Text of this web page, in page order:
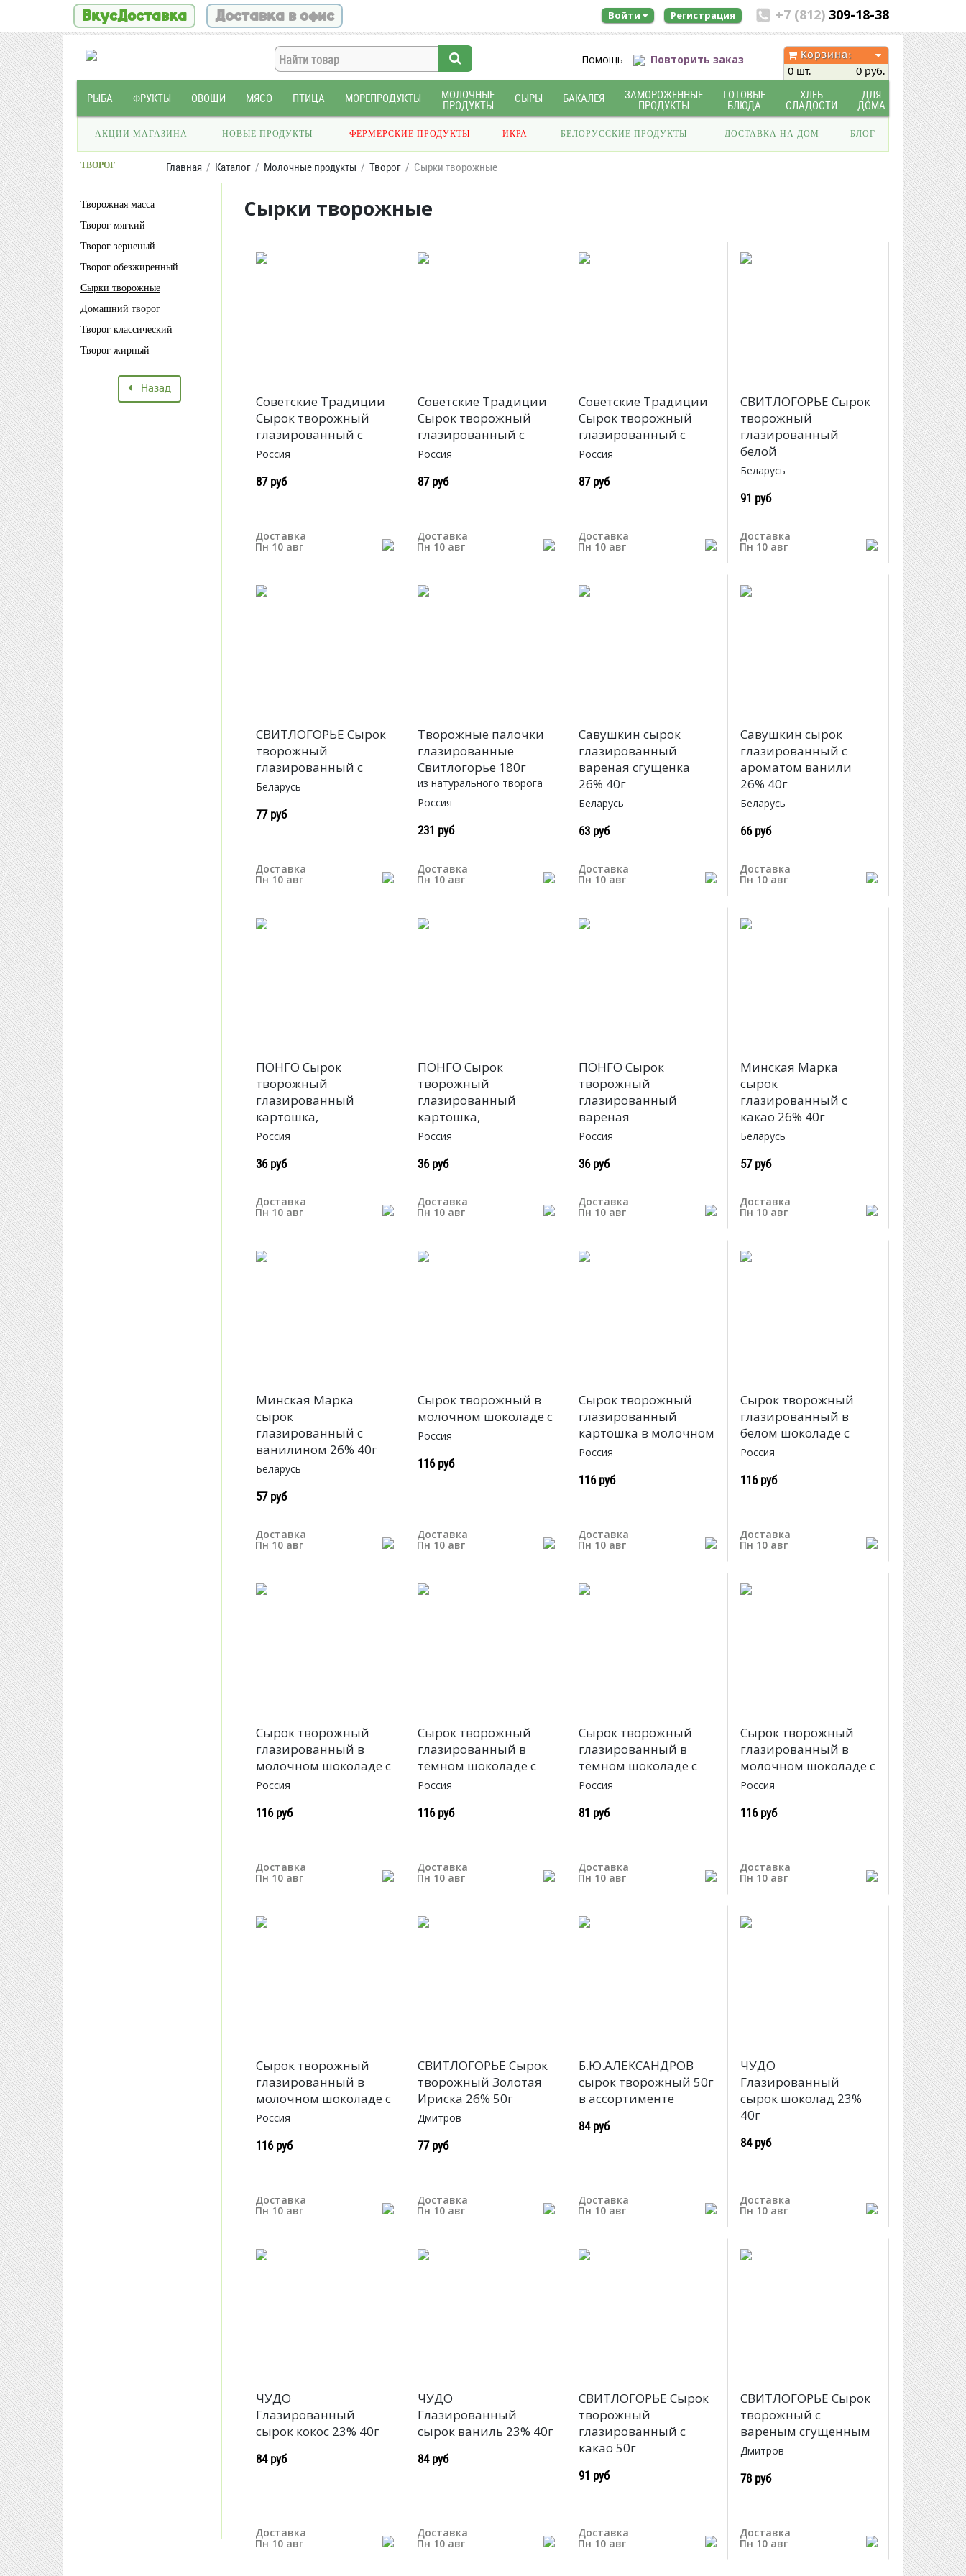
ВкусДоставка Доставка в офис +7 (812) 309-18-38
Войти Регистрация
Помощь Повторить заказ
Корзина:
0 шт.
0 руб.
РЫБА ФРУКТЫ ОВОЩИ МЯСО ПТИЦА МОРЕПРОДУКТЫ МОЛОЧНЫЕ
ПРОДУКТЫ
СЫРЫ БАКАЛЕЯ ЗАМОРОЖЕННЫЕ
ПРОДУКТЫ
ГОТОВЫЕ
БЛЮДА
ХЛЕБ
СЛАДОСТИ
ДЛЯ
ДОМА
АКЦИИ МАГАЗИНА НОВЫЕ ПРОДУКТЫ ФЕРМЕРСКИЕ ПРОДУКТЫ ИКРА БЕЛОРУССКИЕ ПРОДУКТЫ ДОСТАВКА НА ДОМ БЛОГ
ТВОРОГ Главная Каталог Молочные продукты Творог Сырки творожные
Творожная масса
Творог мягкий
Творог зерненый
Творог обезжиренный
Сырки творожные
Домашний творог
Творог классический
Творог жирный
Назад
Сырки творожные
Советские Традиции
Сырок творожный
глазированный с
Россия
87 руб
Доставка
Пн 10 авг
Советские Традиции
Сырок творожный
глазированный с
Россия
87 руб
Доставка
Пн 10 авг
Советские Традиции
Сырок творожный
глазированный с
Россия
87 руб
Доставка
Пн 10 авг
СВИТЛОГОРЬЕ Сырок
творожный
глазированный
белой
Беларусь
91 руб
Доставка
Пн 10 авг
СВИТЛОГОРЬЕ Сырок
творожный
глазированный с
Беларусь
77 руб
Доставка
Пн 10 авг
Творожные палочки
глазированные
Свитлогорье 180г
из натурального творога
Россия
231 руб
Доставка
Пн 10 авг
Савушкин сырок
глазированный
вареная сгущенка
26% 40г
Беларусь
63 руб
Доставка
Пн 10 авг
Савушкин сырок
глазированный с
ароматом ванили
26% 40г
Беларусь
66 руб
Доставка
Пн 10 авг
ПОНГО Сырок
творожный
глазированный
картошка,
Россия
36 руб
Доставка
Пн 10 авг
ПОНГО Сырок
творожный
глазированный
картошка,
Россия
36 руб
Доставка
Пн 10 авг
ПОНГО Сырок
творожный
глазированный
вареная
Россия
36 руб
Доставка
Пн 10 авг
Минская Марка
сырок
глазированный с
какао 26% 40г
Беларусь
57 руб
Доставка
Пн 10 авг
Минская Марка
сырок
глазированный с
ванилином 26% 40г
Беларусь
57 руб
Доставка
Пн 10 авг
Сырок творожный в
молочном шоколаде с
Россия
116 руб
Доставка
Пн 10 авг
Сырок творожный
глазированный
картошка в молочном
Россия
116 руб
Доставка
Пн 10 авг
Сырок творожный
глазированный в
белом шоколаде с
Россия
116 руб
Доставка
Пн 10 авг
Сырок творожный
глазированный в
молочном шоколаде с
Россия
116 руб
Доставка
Пн 10 авг
Сырок творожный
глазированный в
тёмном шоколаде с
Россия
116 руб
Доставка
Пн 10 авг
Сырок творожный
глазированный в
тёмном шоколаде с
Россия
81 руб
Доставка
Пн 10 авг
Сырок творожный
глазированный в
молочном шоколаде с
Россия
116 руб
Доставка
Пн 10 авг
Сырок творожный
глазированный в
молочном шоколаде с
Россия
116 руб
Доставка
Пн 10 авг
СВИТЛОГОРЬЕ Сырок
творожный Золотая
Ириска 26% 50г
Дмитров
77 руб
Доставка
Пн 10 авг
Б.Ю.АЛЕКСАНДРОВ
сырок творожный 50г
в ассортименте
84 руб
Доставка
Пн 10 авг
ЧУДО
Глазированный
сырок шоколад 23%
40г
84 руб
Доставка
Пн 10 авг
ЧУДО
Глазированный
сырок кокос 23% 40г
84 руб
Доставка
Пн 10 авг
ЧУДО
Глазированный
сырок ваниль 23% 40г
84 руб
Доставка
Пн 10 авг
СВИТЛОГОРЬЕ Сырок
творожный
глазированный с
какао 50г
91 руб
Доставка
Пн 10 авг
СВИТЛОГОРЬЕ Сырок
творожный с
вареным сгущенным
Дмитров
78 руб
Доставка
Пн 10 авг